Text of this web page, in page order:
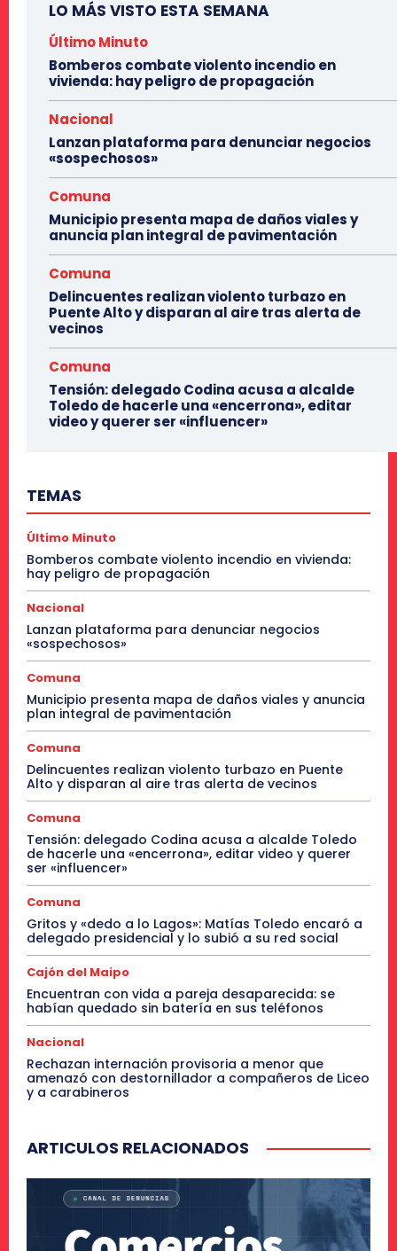
LO MÁS VISTO ESTA SEMANA
Último Minuto
Bomberos combate violento incendio en
vivienda: hay peligro de propagación
Nacional
Lanzan plataforma para denunciar negocios
«sospechosos»
Comuna
Municipio presenta mapa de daños viales y
anuncia plan integral de pavimentación
Comuna
Delincuentes realizan violento turbazo en
Puente Alto y disparan al aire tras alerta de
vecinos
Comuna
Tensión: delegado Codina acusa a alcalde
Toledo de hacerle una «encerrona», editar
video y querer ser «influencer»
TEMAS
Último Minuto
Bomberos combate violento incendio en vivienda:
hay peligro de propagación
Nacional
Lanzan plataforma para denunciar negocios
«sospechosos»
Comuna
Municipio presenta mapa de daños viales y anuncia
plan integral de pavimentación
Comuna
Delincuentes realizan violento turbazo en Puente
Alto y disparan al aire tras alerta de vecinos
Comuna
Tensión: delegado Codina acusa a alcalde Toledo
de hacerle una «encerrona», editar video y querer
ser «influencer»
Comuna
Gritos y «dedo a lo Lagos»: Matías Toledo encaró a
delegado presidencial y lo subió a su red social
Cajón del Maipo
Encuentran con vida a pareja desaparecida: se
habían quedado sin batería en sus teléfonos
Nacional
Rechazan internación provisoria a menor que
amenazó con destornillador a compañeros de Liceo
y a carabineros
ARTICULOS RELACIONADOS